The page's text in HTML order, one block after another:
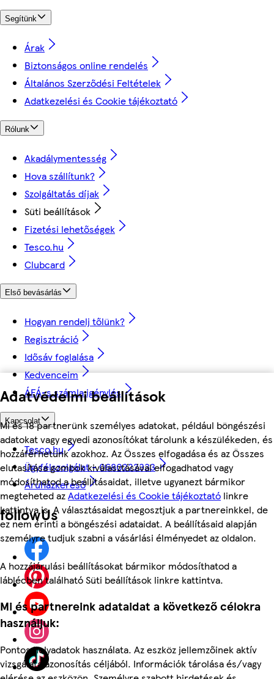
Adatvédelmi beállítások
Mi és 18 partnerünk személyes adatokat, például böngészési
adatokat vagy egyedi azonosítókat tárolunk a készülékeden, és
hozzáférhetünk azokhoz. Az Összes elfogadása és az Összes
elutasítása gombok kiválasztásával elfogadhatod vagy
módosíthatod a beállításaidat, illetve ugyanezt bármikor
megteheted azAdatkezelési és Cookie tájékoztató linkre
kattintva is. A választásaidat megosztjuk a partnereinkkel, de
ez nem érinti a böngészési adataidat. A beállításaid alapján
személyre tudjuk szabni a vásárlási élményedet az oldalon.
A hozzájárulási beállításokat bármikor módosíthatod a
láblécben található Süti beállítások linkre kattintva.
Mi és partnereink adataidat a következő célokra
használjuk:
Pontos helyadatok használata. Az eszköz jellemzőinek aktív
vizsgálata azonosítás céljából. Információk tárolása és/vagy
Segítünk
Árak
Biztonságos online rendelés
Általános Szerződési Feltételek
Adatkezelési és Cookie tájékoztató
Rólunk
Akadálymentesség
Hova szállítunk?
Szolgáltatás díjak
Süti beállítások
Fizetési lehetőségek
Tesco.hu
Clubcard
Első bevásárlás
Hogyan rendelj tőlünk?
Regisztráció
Idősáv foglalása
Kedvenceim
ÁFÁ-s számla igénylés
Kapcsolat
Tesco.hu
Ügyfélszolgálat - 0680222333
Áruházkereső
followUs